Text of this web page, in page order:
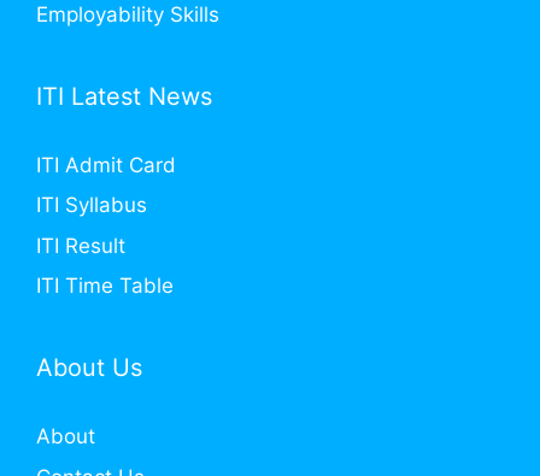
Employability Skills
ITI Latest News
ITI Admit Card
ITI Syllabus
ITI Result
ITI Time Table
About Us
About